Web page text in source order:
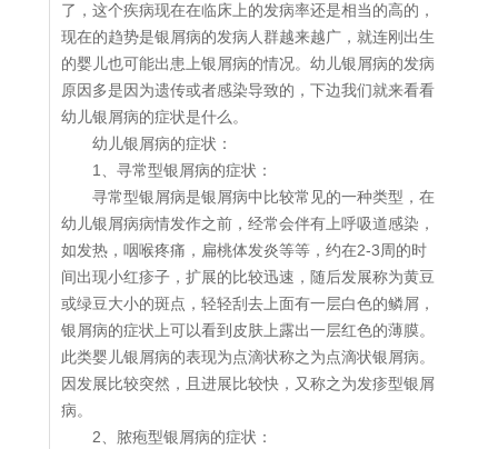
了，这个疾病现在在临床上的发病率还是相当的高的，
现在的趋势是银屑病的发病人群越来越广，就连刚出生
的婴儿也可能出患上银屑病的情况。幼儿银屑病的发病
原因多是因为遗传或者感染导致的，下边我们就来看看
幼儿银屑病的症状是什么。
幼儿银屑病的症状：
1、寻常型银屑病的症状：
寻常型银屑病是银屑病中比较常见的一种类型，在
幼儿银屑病病情发作之前，经常会伴有上呼吸道感染，
如发热，咽喉疼痛，扁桃体发炎等等，约在2-3周的时
间出现小红疹子，扩展的比较迅速，随后发展称为黄豆
或绿豆大小的斑点，轻轻刮去上面有一层白色的鳞屑，
银屑病的症状上可以看到皮肤上露出一层红色的薄膜。
此类婴儿银屑病的表现为点滴状称之为点滴状银屑病。
因发展比较突然，且进展比较快，又称之为发疹型银屑
病。
2、脓疱型银屑病的症状：